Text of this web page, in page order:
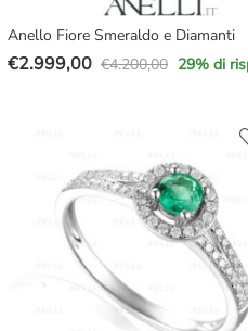
Anello Fiore Smeraldo e Diamanti
€4.200,00
Il
€4.200,00.
€2.999,00
Il
€2.999,00.
29% di